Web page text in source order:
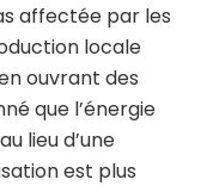
affectée par les
locale
ouvrant des
que l’énergie
lieu d’une
est plus